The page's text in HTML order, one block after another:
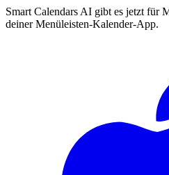
Smart Calendars AI gibt es jetzt für
deiner Menüleisten-Kalender-App.